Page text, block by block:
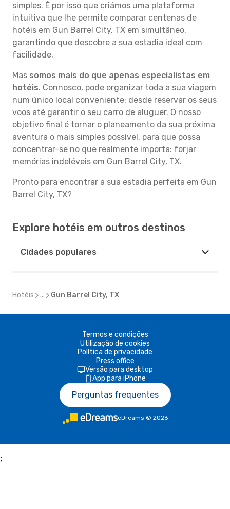
simples. É por isso que criámos uma plataforma
intuitiva que lhe permite comparar centenas de
hotéis em Gun Barrel City, TX em simultâneo,
garantindo que descobre a sua estadia ideal com
facilidade.
Mas somos mais do que apenas especialistas em
hotéis. Connosco, pode organizar toda a sua viagem
num único local conveniente: desde reservar os seus
voos até garantir o seu carro de aluguer. O nosso
objetivo final é tornar o planeamento da sua próxima
aventura o mais simples possível, para que possa
concentrar-se no que realmente importa: forjar
memórias indeléveis em Gun Barrel City, TX.
Pronto para encontrar a sua estadia perfeita em Gun
Barrel City, TX?
Explore hotéis em outros destinos
Cidades populares
Hotéis ... Gun Barrel City, TX
Termos e condições
Utilização de cookies
Política de privacidade
Press office
Versão para desktop
App para iPhone
Perguntas frequentes
eDreams © 2026
;